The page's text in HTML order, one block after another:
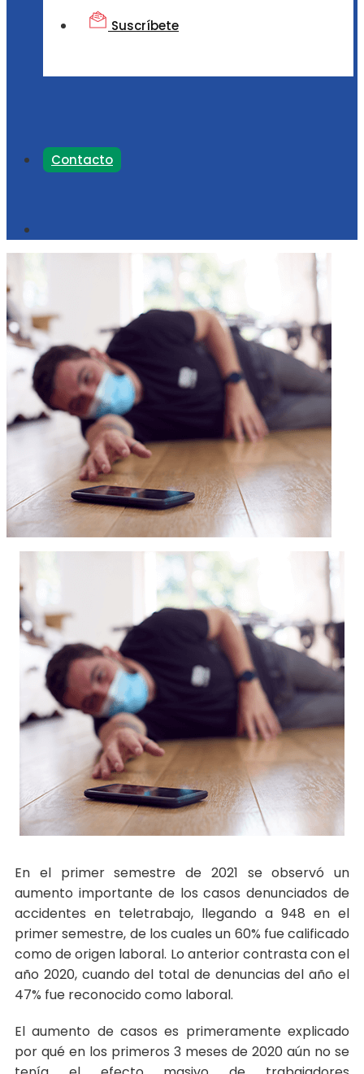
Suscríbete
Contacto
En el primer semestre de 2021 se observó un
aumento importante de los casos denunciados de
accidentes en teletrabajo, llegando a 948 en el
primer semestre, de los cuales un 60% fue calificado
como de origen laboral. Lo anterior contrasta con el
año 2020, cuando del total de denuncias del año el
47% fue reconocido como laboral.
El aumento de casos es primeramente explicado
por qué en los primeros 3 meses de 2020 aún no se